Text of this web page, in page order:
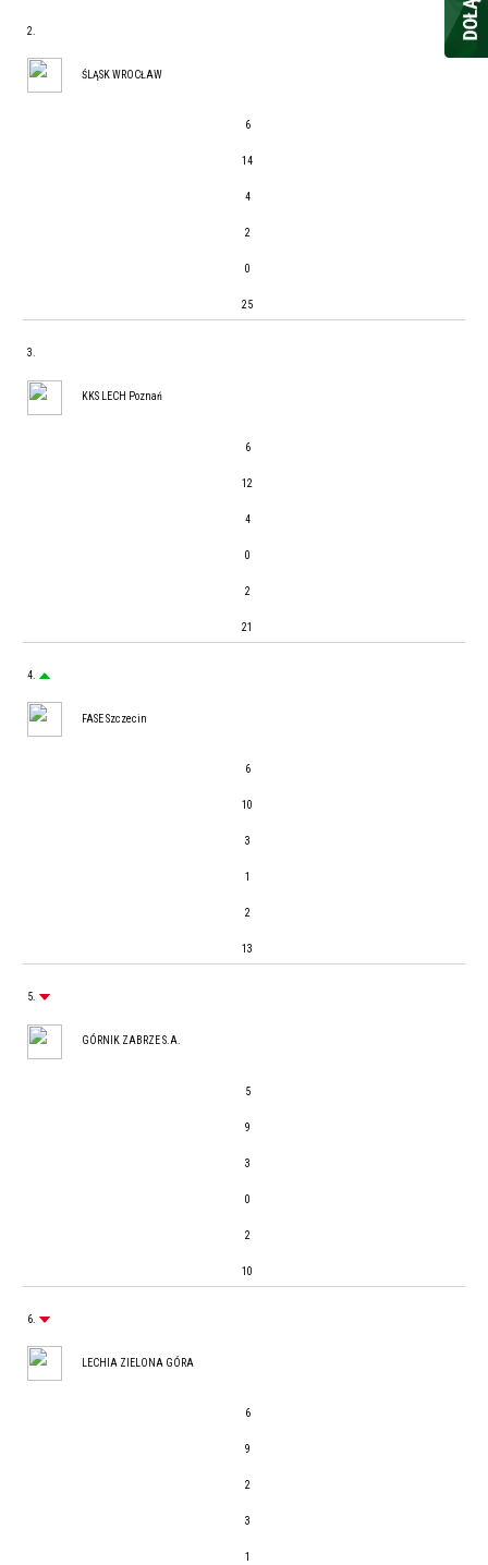
2.
ŚLĄSK WROCŁAW
6
14
4
2
0
25
3.
KKS LECH Poznań
6
12
4
0
2
21
4.
FASE Szczecin
6
10
3
1
2
13
5.
GÓRNIK ZABRZE S.A.
5
9
3
0
2
10
6.
LECHIA ZIELONA GÓRA
6
9
2
3
1